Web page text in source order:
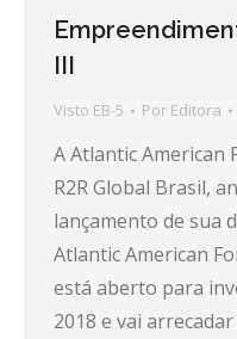
III
Visto EB-5 Por Editora
A Atlantic American
R2R Global Brasil,
lançamento de sua
Atlantic American
está aberto para
2018 e vai